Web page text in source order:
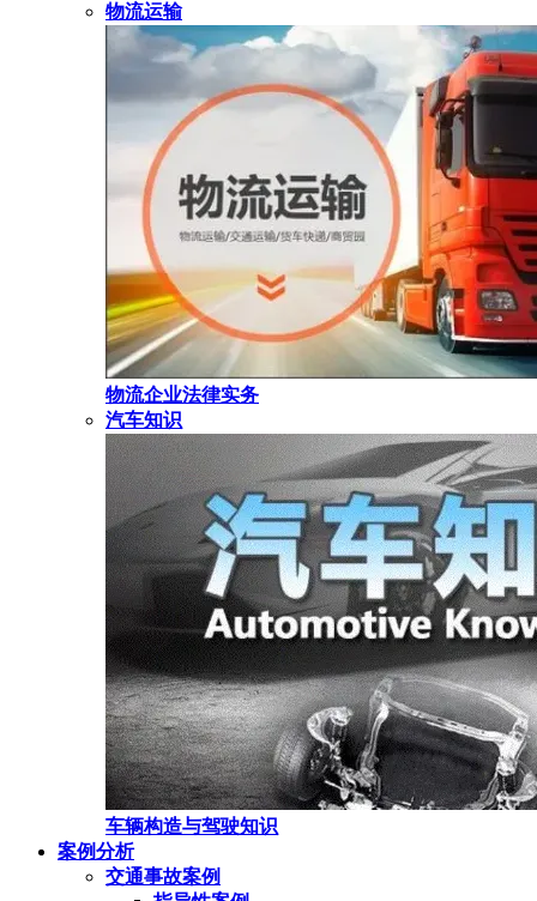
物流运输
物流企业法律实务
汽车知识
车辆构造与驾驶知识
案例分析
交通事故案例